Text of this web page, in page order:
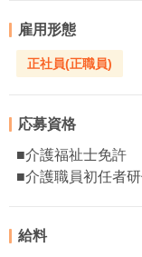
雇用形態
正社員(正職員)
応募資格
■介護福祉士免許
■介護職員初任者
給料